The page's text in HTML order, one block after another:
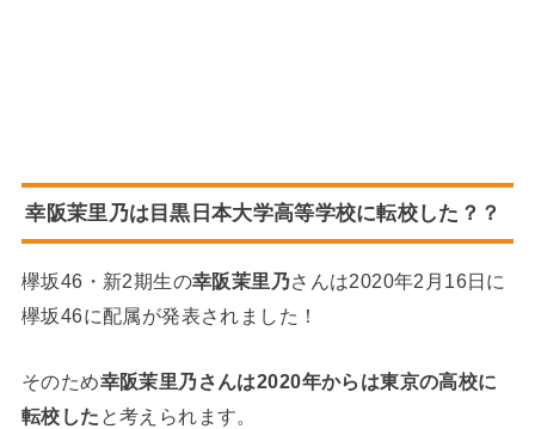
幸阪茉里乃は目黒日本大学高等学校に転校した？？
欅坂46・新2期生の幸阪茉里乃さんは2020年2月16日に
欅坂46に配属が発表されました！
そのため幸阪茉里乃さんは2020年からは東京の高校に
転校した と考えられます。